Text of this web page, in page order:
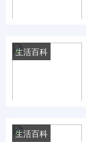
生活百科
生活百科